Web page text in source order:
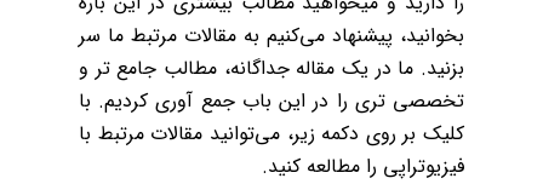
بخوانید، پیشنهاد می‌کنیم به مقالات مرتبط ما سر
بزنید. ما در یک مقاله جداگانه، مطالب جامع تر و
تخصصی تری را در این باب جمع آوری کردیم. با
کلیک بر روی دکمه زیر، می‌توانید مقالات مرتبط با
فیزیوتراپی را مطالعه کنید.